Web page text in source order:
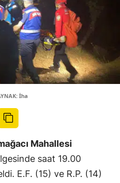
İha
Mahallesi
saat 19.00
E.F. (15) ve R.P. (14)